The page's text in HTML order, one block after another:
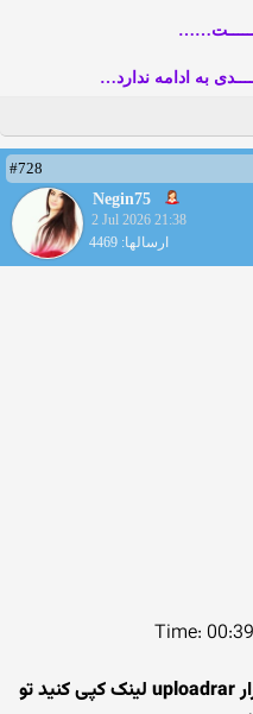
به ادامه ندارد…
#728
Negin75
2 Jul 2026 21:38
ارسالها: 4469
Time:
دوستان همیشه برای دانلود از آپلودرار uploadrar لینک کپی کنید تو